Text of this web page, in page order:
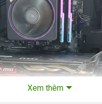
Xem thêm